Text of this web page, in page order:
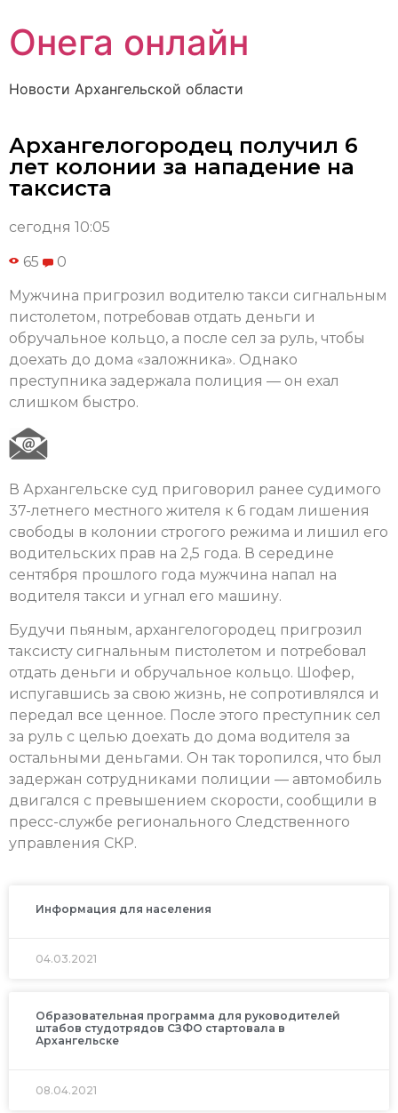
Онега онлайн
Новости Архангельской области
Архангелогородец получил 6
лет колонии за нападение на
таксиста
сегодня 10:05
65 0
Мужчина пригрозил водителю такси сигнальным
пистолетом, потребовав отдать деньги и
обручальное кольцо, а после сел за руль, чтобы
доехать до дома «заложника». Однако
преступника задержала полиция — он ехал
слишком быстро.
В Архангельске суд приговорил ранее судимого
37-летнего местного жителя к 6 годам лишения
свободы в колонии строгого режима и лишил его
водительских прав на 2,5 года. В середине
сентября прошлого года мужчина напал на
водителя такси и угнал его машину.
Будучи пьяным, архангелогородец пригрозил
таксисту сигнальным пистолетом и потребовал
отдать деньги и обручальное кольцо. Шофер,
испугавшись за свою жизнь, не сопротивлялся и
передал все ценное. После этого преступник сел
за руль c целью доехать до дома водителя за
остальными деньгами. Он так торопился, что был
задержан сотрудниками полиции — автомобиль
двигался с превышением скорости, сообщили в
пресс-службе регионального Следственного
управления СКР.
Информация для населения
04.03.2021
Образовательная программа для руководителей
штабов студотрядов СЗФО стартовала в
Архангельске
08.04.2021